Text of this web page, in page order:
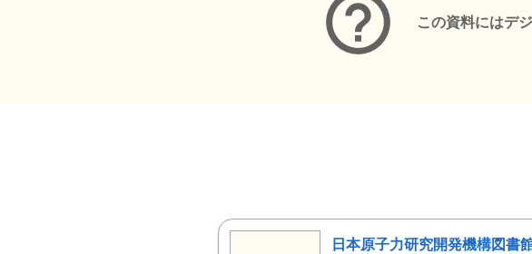
この資料にはデ
日本原子力研究開発機構図書